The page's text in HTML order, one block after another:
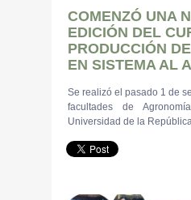
COMENZÓ UNA
EDICIÓN DEL
PRODUCCIÓN
EN SISTEMA AL
Se realizó el pasado 1 de
facultades de
Universidad de la